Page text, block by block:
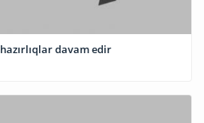
Növbəti Startap Günlərinə hazırlıqlar davam edir